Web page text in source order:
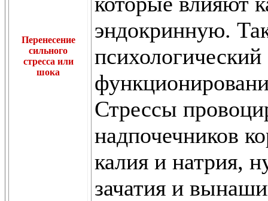
Перенесение
сильного
стресса или
шока
эндокринную.
психологический
Стрессы
надпочечников
калия и натрия,
зачатия и